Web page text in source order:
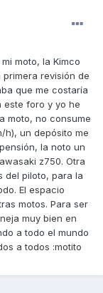
moto, la Kimco
revisión de
que me costaría
este foro y yo he
moto, no consume
h), un depósito me
la noto un
z750. Otra
del piloto, para la
El espacio
motos. Para ser
muy bien en
a todo el mundo
a todos :motito